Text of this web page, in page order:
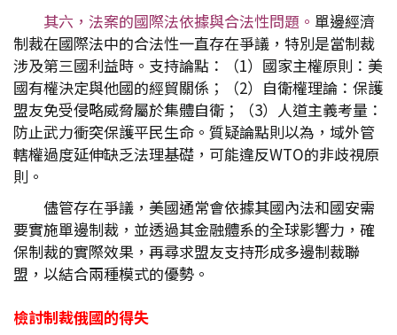
其六，法案的國際法依據與合法性問題。 單邊經濟
制裁在國際法中的合法性一直存在爭議，特別是當制裁
涉及第三國利益時。支持論點：（1）國家主權原則：美
國有權決定與他國的經貿關係；（2）自衛權理論：保護
盟友免受侵略威脅屬於集體自衛；（3）人道主義考量：
防止武力衝突保護平民生命。質疑論點則以為，域外管
轄權過度延伸缺乏法理基礎，可能違反WTO的非歧視原
則。
儘管存在爭議，美國通常會依據其國內法和國安需
要實施單邊制裁，並透過其金融體系的全球影響力，確
保制裁的實際效果，再尋求盟友支持形成多邊制裁聯
盟，以結合兩種模式的優勢。
檢討制裁俄國的得失